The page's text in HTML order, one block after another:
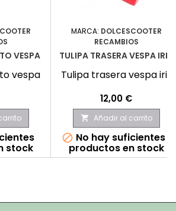
VESPA
vespa
stock
MARCA: DOLCESCOOTER
RECAMBIOS
TULIPA TRASERA VESPA IRIS
Tulipa trasera vespa iris
Precio
12,00 €
 Añadir al carrito
 No hay suficientes
productos en stock